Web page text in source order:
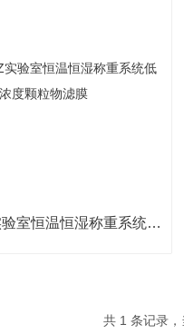
YH-360CZ实验室恒温恒湿称重系统低浓度颗粒物滤膜
共 1 条记录